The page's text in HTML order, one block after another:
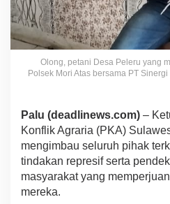
Olong, petani Desa Peleru yang
Polsek Mori Atas bersama PT
Palu (deadlinews.com) –
Konflik Agraria (PKA)
mengimbau seluruh pihak
tindakan represif serta
masyarakat yang
mereka.